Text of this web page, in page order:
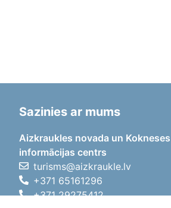
Sazinies ar mums
Aizkraukles novada un
informācijas centrs
turisms@aizkraukle.lv
+371 65161296
+371 29275412